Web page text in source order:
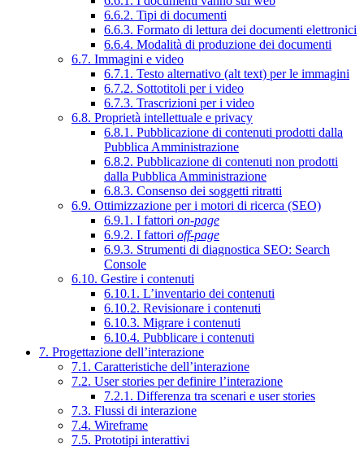
6.6.2. Tipi di documenti
6.6.3. Formato di lettura dei documenti elettronici
6.6.4. Modalità di produzione dei documenti
6.7. Immagini e video
6.7.1. Testo alternativo (alt text) per le immagini
6.7.2. Sottotitoli per i video
6.7.3. Trascrizioni per i video
6.8. Proprietà intellettuale e privacy
6.8.1. Pubblicazione di contenuti prodotti dalla
Pubblica Amministrazione
6.8.2. Pubblicazione di contenuti non prodotti
dalla Pubblica Amministrazione
6.8.3. Consenso dei soggetti ritratti
6.9. Ottimizzazione per i motori di ricerca (SEO)
6.9.1. I fattori on-page
6.9.2. I fattori off-page
6.9.3. Strumenti di diagnostica SEO: Search
Console
6.10. Gestire i contenuti
6.10.1. L’inventario dei contenuti
6.10.2. Revisionare i contenuti
6.10.3. Migrare i contenuti
6.10.4. Pubblicare i contenuti
7. Progettazione dell’interazione
7.1. Caratteristiche dell’interazione
7.2. User stories per definire l’interazione
7.2.1. Differenza tra scenari e user stories
7.3. Flussi di interazione
7.4. Wireframe
7.5. Prototipi interattivi